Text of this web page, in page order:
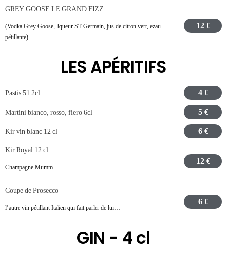
GREY GOOSE LE GRAND FIZZ
(Vodka Grey Goose, liqueur ST Germain, jus de citron vert, ezau
pétillante)
12 €
LES APÉRITIFS
Pastis 51 2cl 4 €
Martini bianco, rosso, fiero 6cl 5 €
Kir vin blanc 12 cl 6 €
Kir Royal 12 cl
Champagne Mumm
12 €
Coupe de Prosecco
l’autre vin pétillant Italien qui fait parler de lui…
6 €
GIN - 4 cl